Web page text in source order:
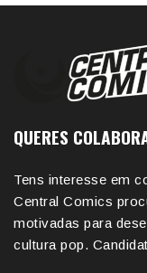
QUERES
Tens interesse em
Central Comics
motivadas para
cultura pop.